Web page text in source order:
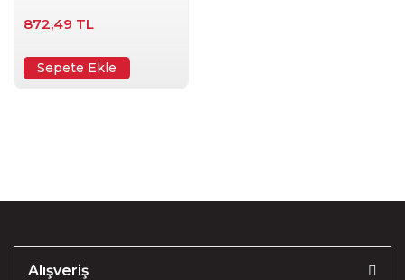
872,49 TL
Sepete Ekle
Alışveriş